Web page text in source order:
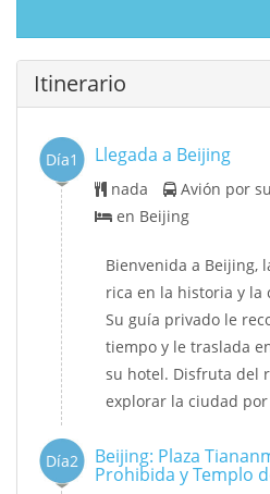
Itinerario
Día1 Llegada a Beijing
nada
Avión por
en Beijing
Bienvenida a Beijing,
rica en la historia y la
Su guía privado le
tiempo y le traslada
su hotel. Disfruta del
explorar la ciudad
Día2 Beijing: Plaza
Prohibida y Templo